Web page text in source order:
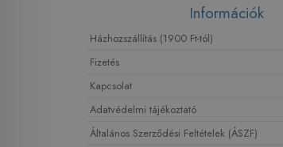
Információk
Házhozszállítás (1900 Ft-tól)
Fizetés
Kapcsolat
Adatvédelmi tájékoztató
Általános Szerződési Feltételek (ÁSZF)